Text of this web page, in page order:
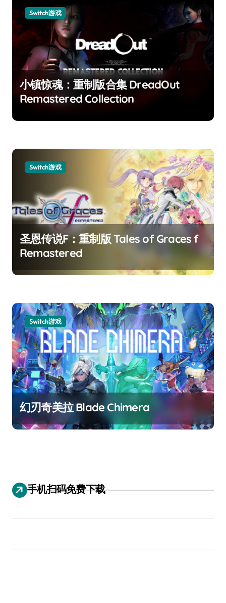
Switch游戏
小镇惊魂：重制版合集 DreadOut
Remastered Collection
Switch游戏
圣恩传说F：重制版 Tales of Graces f
Remastered
Switch游戏
幻刃奇美拉 Blade Chimera
手机扫码免费下载